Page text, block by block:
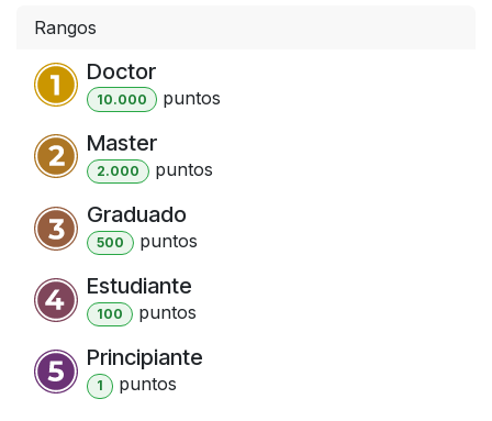
Rangos
Doctor
10.000 puntos
Master
2.000 puntos
Graduado
500 puntos
Estudiante
100 puntos
Principiante
1 puntos